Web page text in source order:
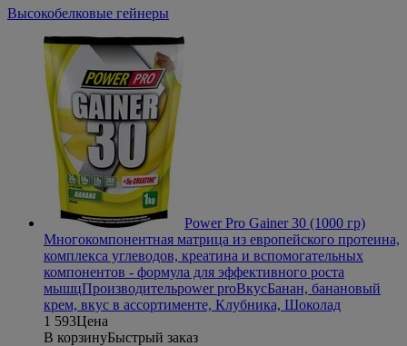
Высокобелковые гейнеры
Power Pro Gainer 30 (1000 гр)
Многокомпонентная матрица из европейского протеина,
комплекса углеводов, креатина и вспомогательных
компонентов - формула для эффективного роста
мышцПроизводительpower proВкусБанан, банановый
крем, вкус в ассортименте, Клубника, Шоколад
1 593Цена
В корзинуБыстрый заказ